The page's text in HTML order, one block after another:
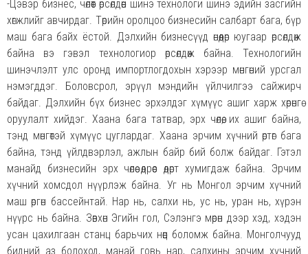
-Цэвэр бизнес, чөлөөт өрсөлдөөн шинэ технологи шинэ эдийн засгийн
хөгжлийг авчирдаг. Төрийн оролцоо бизнесийн салбарт бага, бүр
маш бага байх ёстой. Дэлхийн бизнесүүд өнөөдөр юугаар өрсөлдөж
байна вэ гэвэл технологиор өрсөлдөж байна. Технологийн
шинэчлэлт улс оронд импортлогдохын хэрээр мөнгөний урсгал
нэмэгддэг. Боловсрол, эрүүл мэндийн үйлчилгээ сайжирч
байдаг. Дэлхийн бүх бизнес эрхэлдэг хүмүүс ашиг харж хөрөнгө
оруулалт хийдэг. Хаана бага татвар, эрх чөлөө, их ашиг байна,
тэнд мөнгөтэй хүмүүс цуглардаг. Хаана эрчим хүчний өртөг бага
байна, тэнд үйлдвэрлэл, ажлын байр бий болж байдаг. Гэтэл
манайд бизнесийн эрх чөлөө өдрөөс өдөрт хумигдаж байна. Эрчим
хүчний хомсдол нүүрлэж байна. Уг нь Монгол эрчим хүчний
маш өргөн бассейнтай. Нар нь, салхи нь, ус нь, уран нь, хүрэн
нүүрс нь байна. Зөвхөн Эгийн гол, Сэлэнгэ мөрөн дээр хэд, хэдэн
усан цахилгаан станц барьчих нөөц боломж байна. Монголчууд
бидний аз болоход, манай говь нар, салхины эрчим хүчний